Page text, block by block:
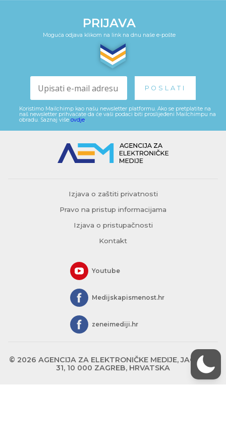
PRIJAVA
Moguća odjava klikom na link na dnu naše e-pošte
Koristimo Mailchimp kao našu newsletter platformu. Ako se pretplatite na
naš newsletter prihvaćate da će vaši podaci biti proslijeđeni Mailchimpu na
obradu. Saznaj više ovdje.
Izjava o zaštiti privatnosti
Pravo na pristup informacijama
Izjava o pristupačnosti
Kontakt
Youtube
Medijskapismenost.hr
zeneimediji.hr
© 2026 AGENCIJA ZA ELEKTRONIČKE MEDIJE, JAGIĆEVA
31, 10 000 ZAGREB, HRVATSKA